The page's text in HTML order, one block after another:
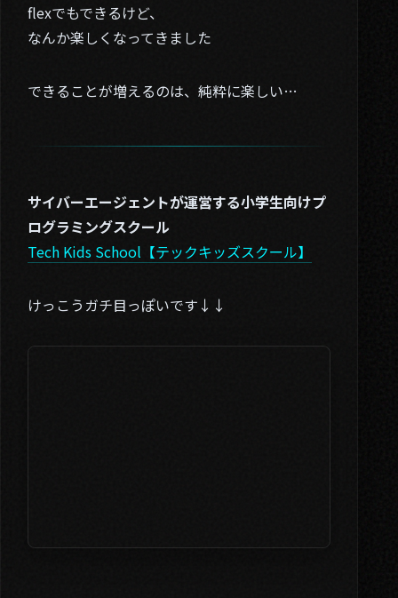
flexでもできるけど、
なんか楽しくなってきました
できることが増えるのは、純粋に楽しい…
サイバーエージェントが運営する小学生向けプ
ログラミングスクール
Tech Kids School【テックキッズスクール】
けっこうガチ目っぽいです↓↓